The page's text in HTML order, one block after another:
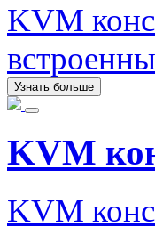
KVM
Узнать больше
KVM
KVM